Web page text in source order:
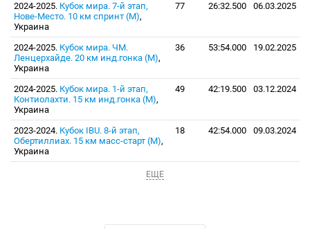
2024-2025. Кубок мира. 7-й этап,
Нове-Место. 10 км спринт (М),
Украина
77 26:32.500 06.03.2025
2024-2025. Кубок мира. ЧМ.
Ленцерхайде. 20 км инд.гонка (М),
Украина
36 53:54.000 19.02.2025
2024-2025. Кубок мира. 1-й этап,
Контиолахти. 15 км инд.гонка (М),
Украина
49 42:19.500 03.12.2024
2023-2024. Кубок IBU. 8-й этап,
Обертиллиах. 15 км масс-старт (М),
Украина
18 42:54.000 09.03.2024
ЕЩЕ